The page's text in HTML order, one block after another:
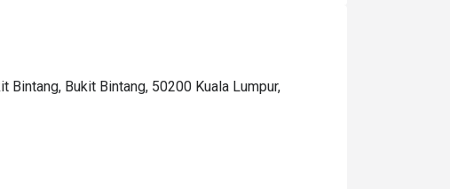
Bintang, Bukit Bintang, 50200 Kuala Lumpur,